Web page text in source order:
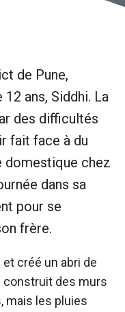
de Pune,
ans, Siddhi. La
des difficultés
fait face à du
domestique chez
dans sa
pour se
frère.
créé un abri de
construit des murs
mais les pluies